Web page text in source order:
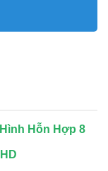
Hỗn Hợp 8